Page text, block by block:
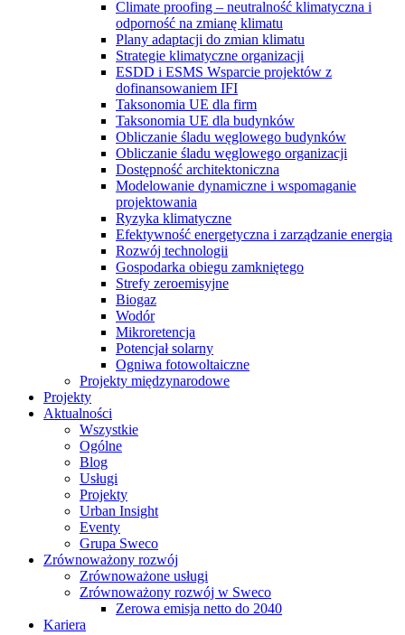
Climate proofing – neutralność klimatyczna i
odporność na zmianę klimatu
Plany adaptacji do zmian klimatu
Strategie klimatyczne organizacji
ESDD i ESMS Wsparcie projektów z
dofinansowaniem IFI
Taksonomia UE dla firm
Taksonomia UE dla budynków
Obliczanie śladu węglowego budynków
Obliczanie śladu węglowego organizacji
Dostępność architektoniczna
Modelowanie dynamiczne i wspomaganie
projektowania
Ryzyka klimatyczne
Efektywność energetyczna i zarządzanie energią
Rozwój technologii
Gospodarka obiegu zamkniętego
Strefy zeroemisyjne
Biogaz
Wodór
Mikroretencja
Potencjał solarny
Ogniwa fotowoltaiczne
Projekty międzynarodowe
Projekty
Aktualności
Wszystkie
Ogólne
Blog
Usługi
Projekty
Urban Insight
Eventy
Grupa Sweco
Zrównoważony rozwój
Zrównoważone usługi
Zrównoważony rozwój w Sweco
Zerowa emisja netto do 2040
Kariera